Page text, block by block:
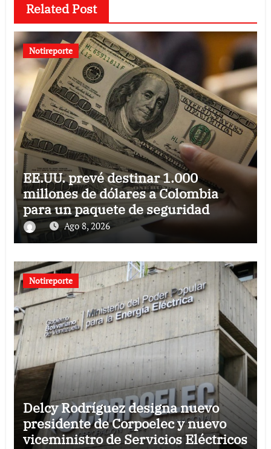
Related Post
Notireporte
EE.UU. prevé destinar 1.000
millones de dólares a Colombia
para un paquete de seguridad
Ago 8, 2026
Notireporte
Delcy Rodríguez designa nuevo
presidente de Corpoelec y nuevo
viceministro de Servicios Eléctricos